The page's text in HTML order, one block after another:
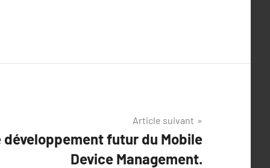
Article suivant
futur du Mobile
Device Management.